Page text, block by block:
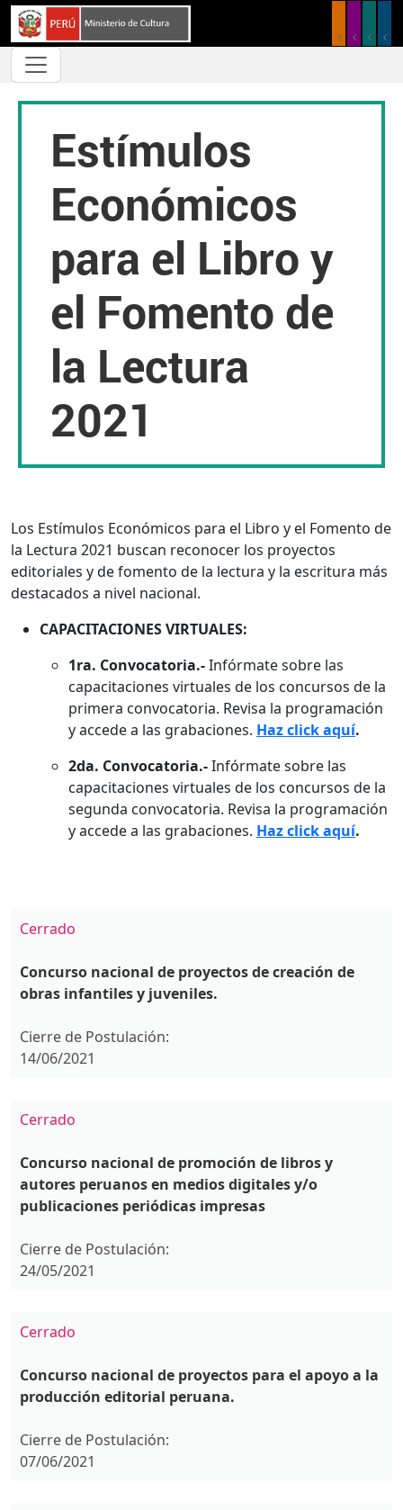
Pasar al contenido principal
Estímulos
Económicos
para el Libro y
el Fomento de
la Lectura
2021
Los Estímulos Económicos para el Libro y el Fomento de
la Lectura 2021 buscan reconocer los proyectos
editoriales y de fomento de la lectura y la escritura más
destacados a nivel nacional.
CAPACITACIONES VIRTUALES:
1ra. Convocatoria.-Infórmate sobre las
capacitaciones virtuales de los concursos de la
primera convocatoria. Revisa la programación
y accede a las grabaciones. Haz click aquí.
2da. Convocatoria.-Infórmate sobre las
capacitaciones virtuales de los concursos de la
segunda convocatoria. Revisa la programación
y accede a las grabaciones. Haz click aquí.
Cerrado
Concurso nacional de proyectos de creación de
obras infantiles y juveniles.
Cierre de Postulación:
14/06/2021
Cerrado
Concurso nacional de promoción de libros y
autores peruanos en medios digitales y/o
publicaciones periódicas impresas
Cierre de Postulación:
24/05/2021
Cerrado
Concurso nacional de proyectos para el apoyo a la
producción editorial peruana.
Cierre de Postulación:
07/06/2021